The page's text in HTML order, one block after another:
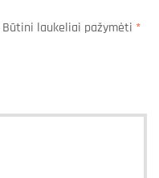
Būtini laukeliai pažymėti *